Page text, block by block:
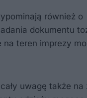
również o
dokumentu
na teren imprezy
uwagę także